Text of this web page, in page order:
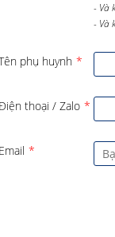
- Và
- Và
phụ huynh *
thoại / Zalo *
Email *